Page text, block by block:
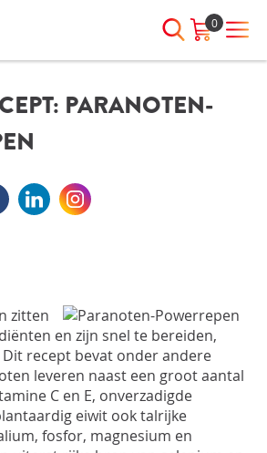
0
je klaar!
met
INLOGGEN
vergeten?
wachtwoord
Blijf ingelogd
INLOGGEN
PARANOTEN-
zitten
en zijn snel te bereiden,
recept bevat onder andere
leveren naast een groot aantal
C en E, onverzadigde
eiwit ook talrijke
fosfor, magnesium en